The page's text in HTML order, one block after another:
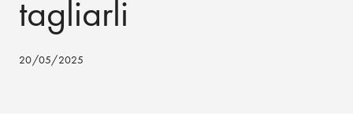
tagliarli
20/05/2025